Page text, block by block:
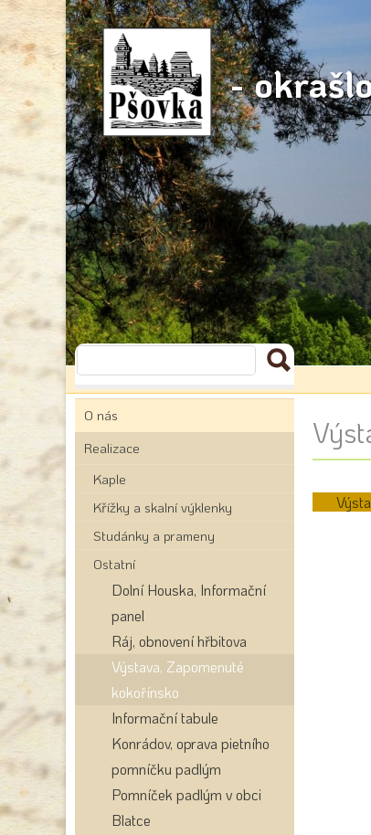
-
O nás
Realizace
Kaple
Křížky a skalní výklenky
Studánky a prameny
Ostatní
Dolní Houska, Informační
panel
Ráj, obnovení hřbitova
Výstava, Zapomenuté
kokořínsko
Informační tabule
Konrádov, oprava pietního
pomníčku padlým
Pomníček padlým v obci
Blatce